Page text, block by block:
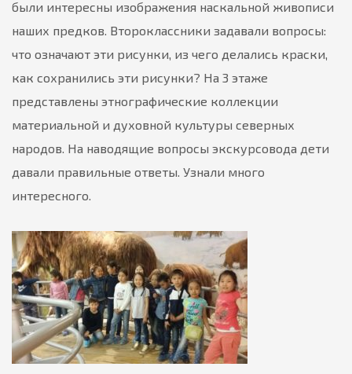
были интересны изображения наскальной живописи
наших предков. Второклассники задавали вопросы:
что означают эти рисунки, из чего делались краски,
как сохранились эти рисунки? На 3 этаже
представлены этнографические коллекции
материальной и духовной культуры северных
народов. На наводящие вопросы экскурсовода дети
давали правильные ответы. Узнали много
интересного.